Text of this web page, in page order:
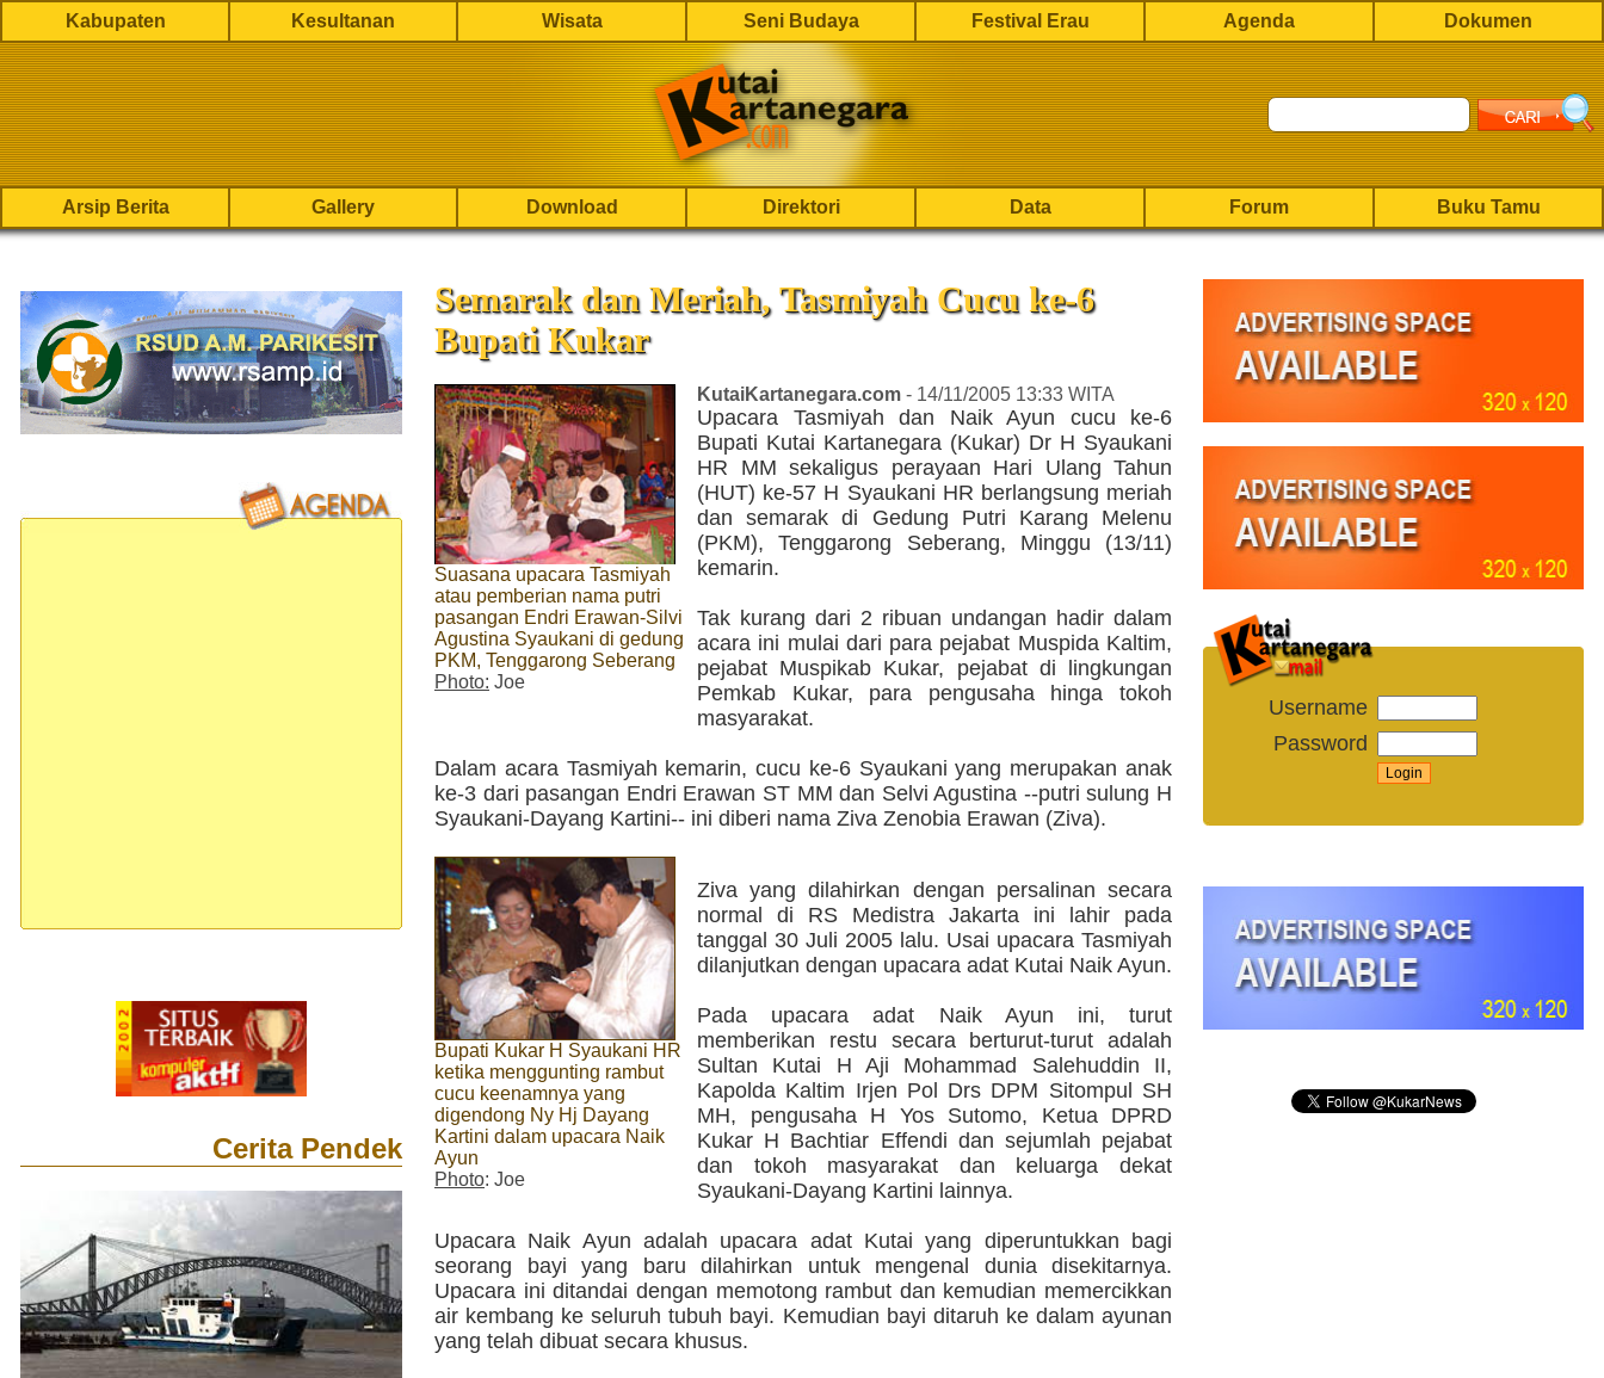
Kabupaten Kesultanan Wisata Seni Budaya Festival Erau Agenda Dokumen
Arsip Berita Gallery Download Direktori Data Forum Buku Tamu
Cerita Pendek
Semarak dan Meriah, Tasmiyah Cucu ke-6
Bupati Kukar
Suasana upacara Tasmiyah
atau pemberian nama putri
pasangan Endri Erawan-Silvi
Agustina Syaukani di gedung
PKM, Tenggarong Seberang
Photo: Joe
KutaiKartanegara.com - 14/11/2005 13:33 WITA
Upacara Tasmiyah dan Naik Ayun cucu ke-6
Bupati Kutai Kartanegara (Kukar) Dr H Syaukani
HR MM sekaligus perayaan Hari Ulang Tahun
(HUT) ke-57 H Syaukani HR berlangsung meriah
dan semarak di Gedung Putri Karang Melenu
(PKM), Tenggarong Seberang, Minggu (13/11)
kemarin.
Tak kurang dari 2 ribuan undangan hadir dalam
acara ini mulai dari para pejabat Muspida Kaltim,
pejabat Muspikab Kukar, pejabat di lingkungan
Pemkab Kukar, para pengusaha hinga tokoh
masyarakat.
Dalam acara Tasmiyah kemarin, cucu ke-6 Syaukani yang merupakan anak
ke-3 dari pasangan Endri Erawan ST MM dan Selvi Agustina --putri sulung H
Syaukani-Dayang Kartini-- ini diberi nama Ziva Zenobia Erawan (Ziva).
Bupati Kukar H Syaukani HR
ketika menggunting rambut
cucu keenamnya yang
digendong Ny Hj Dayang
Kartini dalam upacara Naik
Ayun
Photo: Joe
Ziva yang dilahirkan dengan persalinan secara
normal di RS Medistra Jakarta ini lahir pada
tanggal 30 Juli 2005 lalu. Usai upacara Tasmiyah
dilanjutkan dengan upacara adat Kutai Naik Ayun.
Pada upacara adat Naik Ayun ini, turut
memberikan restu secara berturut-turut adalah
Sultan Kutai H Aji Mohammad Salehuddin II,
Kapolda Kaltim Irjen Pol Drs DPM Sitompul SH
MH, pengusaha H Yos Sutomo, Ketua DPRD
Kukar H Bachtiar Effendi dan sejumlah pejabat
dan tokoh masyarakat dan keluarga dekat
Syaukani-Dayang Kartini lainnya.
Upacara Naik Ayun adalah upacara adat Kutai yang diperuntukkan bagi
seorang bayi yang baru dilahirkan untuk mengenal dunia disekitarnya.
Upacara ini ditandai dengan memotong rambut dan kemudian memercikkan
air kembang ke seluruh tubuh bayi. Kemudian bayi ditaruh ke dalam ayunan
yang telah dibuat secara khusus.
Username
Password